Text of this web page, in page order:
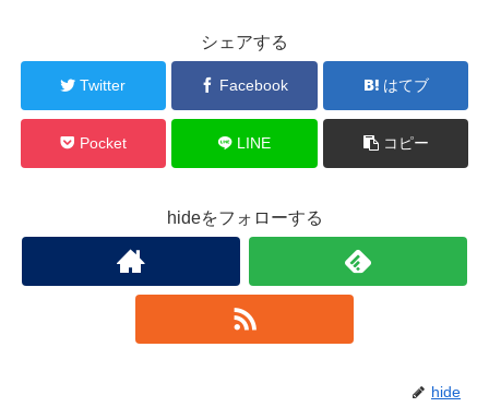
シェアする
Twitter Facebook はてブ
Pocket LINE コピー
hideをフォローする
hide